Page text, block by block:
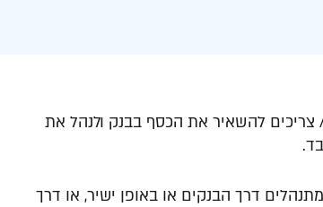
להשאיר את הכסף בבנק ולנהל את
אלף שח, מתנהלים דרך הבנקים או באופן ישיר, או דרך